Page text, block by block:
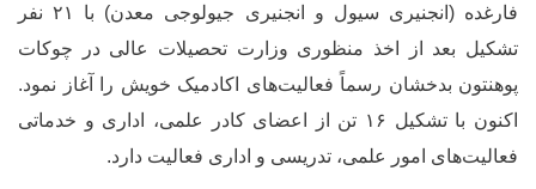
فارغده (انجنیری سیول و انجنیری جیولوجی معدن) با ۲۱ نفر
بعد از اخذ منظوری وزارت تحصیلات عالی در چوکات
بدخشان رسماً فعالیت‌های اکادمیک خویش را آغاز نمود.
اکنون با تشکیل ۱۶ تن از اعضای کادر علمی، اداری و خدماتی
امور علمی، تدریسی و اداری فعالیت دارد.